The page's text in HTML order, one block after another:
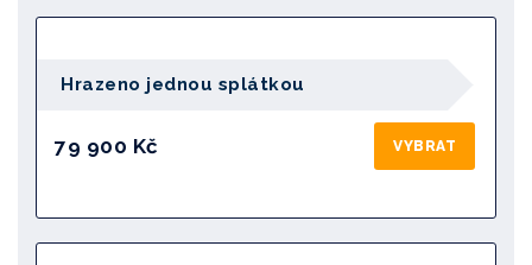
Hrazeno jednou splátkou
79 900 Kč VYBRAT